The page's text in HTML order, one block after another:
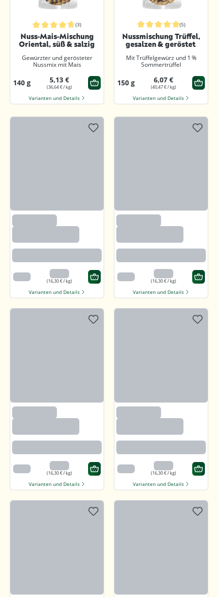
Durchschnittliche Bewertung von 4.6 von 5 Sternen
(3)
Nuss-Mais-Mischung
Oriental, süß & salzig
Gewürzter und gerösteter
Nussmix mit Mais
140 g 5,13 €
(36,64 € / kg)
Varianten und Details
Durchschnittliche Bewertung von
(5)
Nussmischung Trüffel,
gesalzen & geröstet
Mit Trüffelgewürz und 1 %
Sommertrüffel
150 g 6,07 €
(40,47 € / kg)
Varianten und Details
Honig
200 g 3,26 €
(16,30 € / kg)
Varianten und Details
Honig
200 g 3,26 €
(16,30 € / kg)
Varianten und Details
Honig
200 g 3,26 €
(16,30 € / kg)
Varianten und Details
Honig
200 g 3,26 €
(16,30 € / kg)
Varianten und Details